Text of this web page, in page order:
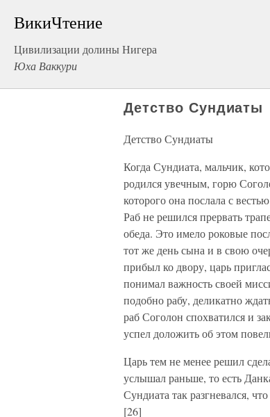
ВикиЧтение
Цивилизации долины Нигера
Юха Ваккури
Детство Сундиаты
Детство Сундиаты
Когда Сундиата, мальчик,
родился увечным, горю
которого она послала с
Раб не решился прервать
обеда. Это имело роковые
тот же день сына и в свою
прибыл ко двору, царь
понимал важность своей
подобно рабу, деликатно
раб Соголон спохватился и
успел доложить об этом
Царь тем не менее решил
услышал раньше, то есть
Сундиата так разгневался,
[26]